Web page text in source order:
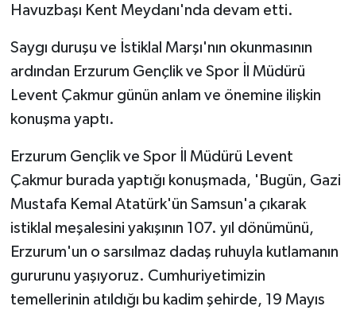
Havuzbaşı Kent Meydanı'nda devam etti.
Saygı duruşu ve İstiklal Marşı'nın okunmasının
ardından Erzurum Gençlik ve Spor İl Müdürü
Levent Çakmur günün anlam ve önemine ilişkin
konuşma yaptı.
Erzurum Gençlik ve Spor İl Müdürü Levent
Çakmur burada yaptığı konuşmada, 'Bugün, Gazi
Mustafa Kemal Atatürk'ün Samsun'a çıkarak
istiklal meşalesini yakışının 107. yıl dönümünü,
Erzurum'un o sarsılmaz dadaş ruhuyla kutlamanın
gururunu yaşıyoruz. Cumhuriyetimizin
temellerinin atıldığı bu kadim şehirde, 19 Mayıs